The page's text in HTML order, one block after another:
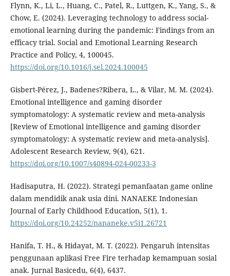
Flynn, K., Li, L., Huang, C., Patel, R., Luttgen, K., Yang, S., &
Chow, E. (2024). Leveraging technology to address social-
emotional learning during the pandemic: Findings from an
efficacy trial. Social and Emotional Learning Research
Practice and Policy, 4, 100045.
https://doi.org/10.1016/j.sel.2024.100045
Gisbert-Pérez, J., Badenes?Ribera, L., & Vilar, M. M. (2024).
Emotional intelligence and gaming disorder
symptomatology: A systematic review and meta-analysis
[Review of Emotional intelligence and gaming disorder
symptomatology: A systematic review and meta-analysis].
Adolescent Research Review, 9(4), 621.
https://doi.org/10.1007/s40894-024-00233-3
Hadisaputra, H. (2022). Strategi pemanfaatan game online
dalam mendidik anak usia dini. NANAEKE Indonesian
Journal of Early Childhood Education, 5(1), 1.
https://doi.org/10.24252/nananeke.v5i1.26721
Hanifa, T. H., & Hidayat, M. T. (2022). Pengaruh intensitas
penggunaan aplikasi Free Fire terhadap kemampuan sosial
anak. Jurnal Basicedu, 6(4), 6437.